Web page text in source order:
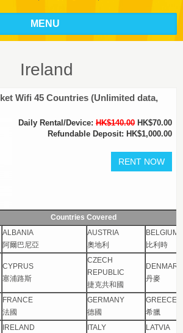
MENU
Ireland
Wifi 45 Countries (Unlimited data,
Daily Rental/Device: HK$140.00 HK$70.00
Refundable Deposit: HK$1,000.00
Countries Covered
ALBANIA
阿爾巴尼亞
AUSTRIA
奧地利
BELGIUM
比利時
CYPRUS
塞浦路斯
CZECH
REPUBLIC
捷克共和國
DENMARK
丹麥
FRANCE
法國
GERMANY
德國
GREECE
希臘
IRELAND
ITALY
LATVIA